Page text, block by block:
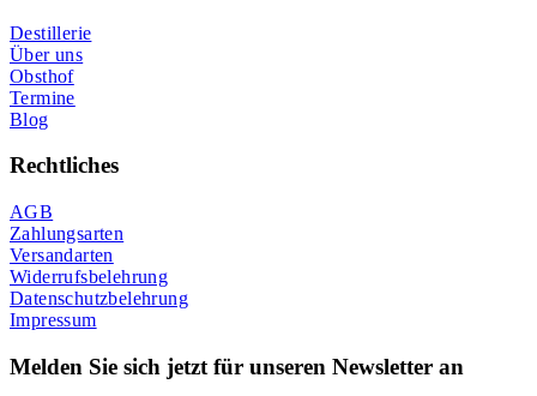
Destillerie
Über uns
Obsthof
Termine
Blog
Rechtliches
AGB
Zahlungsarten
Versandarten
Widerrufsbelehrung
Datenschutzbelehrung
Impressum
Melden Sie sich jetzt für unseren Newsletter an